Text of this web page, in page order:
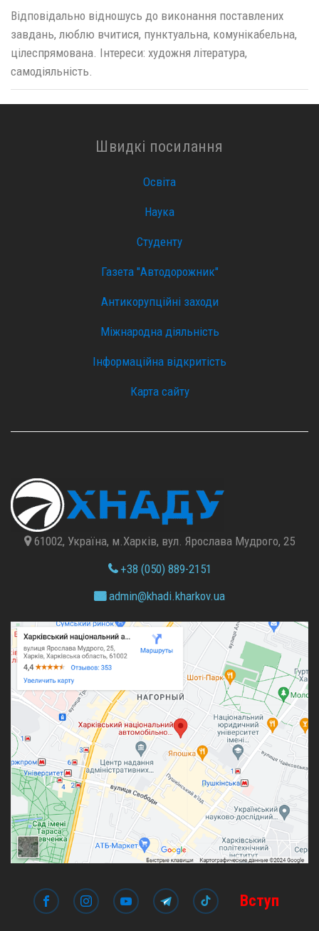
Відповідально відношусь до виконання поставлених
завдань, люблю вчитися, пунктуальна, комунікабельна,
цілеспрямована. Інтереси: художня література,
самодіяльність.
Швидкі посилання
Освіта
Наука
Студенту
Газета "Автодорожник"
Антикорупційні заходи
Міжнародна діяльність
Інформаційна відкритість
Карта сайту
61002, Україна, м.Харків, вул. Ярослава Мудрого, 25
+38 (050) 889-2151
admin@khadi.kharkov.ua
Вступ